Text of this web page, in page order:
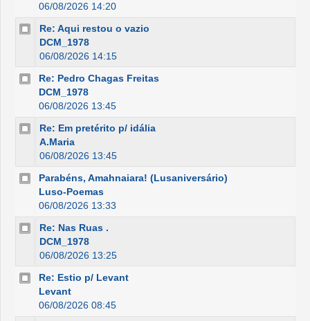
06/08/2026 14:20
Re: Aqui restou o vazio
DCM_1978
06/08/2026 14:15
Re: Pedro Chagas Freitas
DCM_1978
06/08/2026 13:45
Re: Em pretérito p/ idália
A.Maria
06/08/2026 13:45
Parabéns, Amahnaiara! (Lusaniversário)
Luso-Poemas
06/08/2026 13:33
Re: Nas Ruas .
DCM_1978
06/08/2026 13:25
Re: Estio p/ Levant
Levant
06/08/2026 08:45